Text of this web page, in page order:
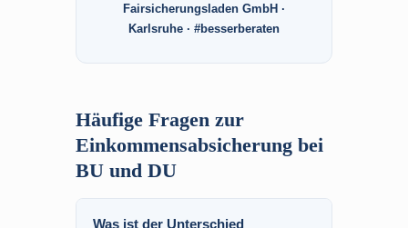
Fairsicherungsladen GmbH ·
Karlsruhe · #besserberaten
Häufige Fragen zur
Einkommensabsicherung bei
BU und DU
Was ist der Unterschied